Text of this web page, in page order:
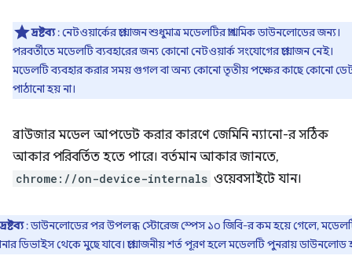
দ্রষ্টব্য: নেটওয়ার্কের প্রয়োজন শুধুমাত্র মডেলটির প্রাথমিক ডাউনলোডের জন্য।
পরবর্তীতে মডেলটি ব্যবহারের জন্য কোনো নেটওয়ার্ক সংযোগের প্রয়োজন নেই।
মডেলটি ব্যবহার করার সময় গুগল বা অন্য কোনো তৃতীয় পক্ষের কাছে কোনো
পাঠানো হয় না।
ব্রাউজার মডেল আপডেট করার কারণে জেমিনি ন্যানো-র সঠিক
আকার পরিবর্তিত হতে পারে। বর্তমান আকার জানতে,
chrome://on-device-internals ওয়েবসাইটে যান।
দ্রষ্টব্য: ডাউনলোডের পর উপলব্ধ স্টোরেজ স্পেস ১০ জিবি-র কম হয়ে গেলে,
ডিভাইস থেকে মুছে যাবে। প্রয়োজনীয় শর্ত পূরণ হলে মডেলটি পুনরায় ডাউনলোড